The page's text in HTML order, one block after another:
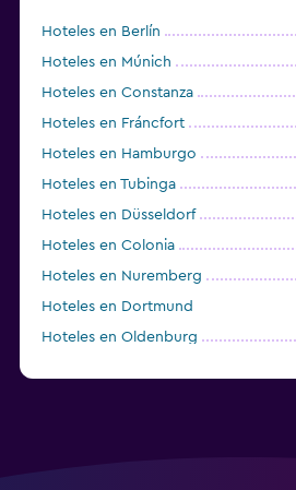
Hoteles en Berlín
Hoteles en Múnich
Hoteles en Constanza
Hoteles en Fráncfort
Hoteles en Hamburgo
Hoteles en Tubinga
Hoteles en Düsseldorf
Hoteles en Colonia
Hoteles en Nuremberg
Hoteles en Dortmund
Hoteles en Oldenburg